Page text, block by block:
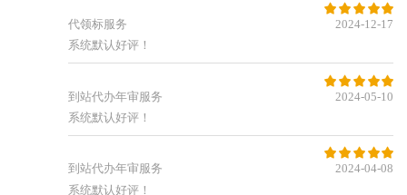
    
代领标服务
2024-12-17
系统默认好评！
    
到站代办年审服务
2024-05-10
系统默认好评！
    
到站代办年审服务
2024-04-08
系统默认好评！